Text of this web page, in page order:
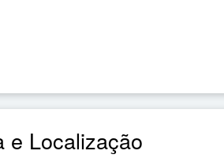
e Localização